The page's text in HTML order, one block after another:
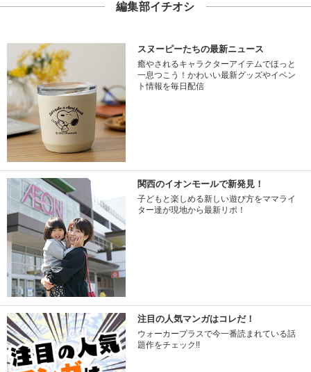
編集部イチオシ
スヌーピーたちの最新ニュース
癒やされるキャラクターアイテムでほっと
一息つこう！かわいい最新グッズやイベン
ト情報を毎日配信
関西のイオンモールで新発見！
子どもと楽しめる新しい遊び方をママライ
ター達が現地から最新リポ！
注目の人気マンガはコレだ！
ウォーカープラスで今一番読まれている話
題作をチェック!!